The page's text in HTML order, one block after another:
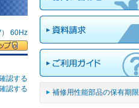
60Hz
認する
認する
補修用性能部品の保有期限